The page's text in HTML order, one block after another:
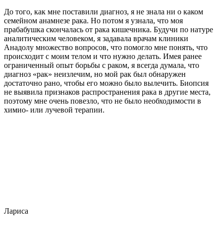
До того, как мне поставили диагноз, я не знала ни о каком
семейном анамнезе рака. Но потом я узнала, что моя
прабабушка скончалась от рака кишечника. Будучи по натуре
аналитическим человеком, я задавала врачам клиники
Анадолу множество вопросов, что помогло мне понять, что
происходит с моим телом и что нужно делать. Имея ранее
ограниченный опыт борьбы с раком, я всегда думала, что
диагноз «рак» неизлечим, но мой рак был обнаружен
достаточно рано, чтобы его можно было вылечить. Биопсия
не выявила признаков распространения рака в другие места,
поэтому мне очень повезло, что не было необходимости в
химио- или лучевой терапии.
Лариса